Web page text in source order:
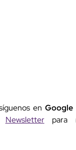
enGoogle
Newsletterpara